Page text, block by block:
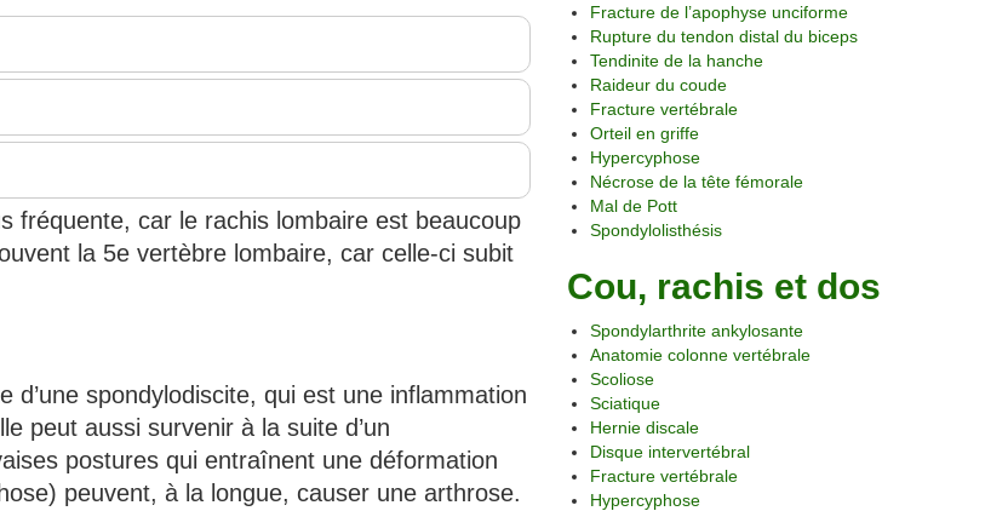
fréquente, car le rachis lombaire est beaucoup
la 5e vertèbre lombaire, car celle-ci subit
d’une spondylodiscite, qui est une inflammation
peut aussi survenir à la suite d’un
postures qui entraînent une déformation
peuvent, à la longue, causer une arthrose.
Fracture de l’apophyse unciforme
Rupture du tendon distal du biceps
Tendinite de la hanche
Raideur du coude
Fracture vertébrale
Orteil en griffe
Hypercyphose
Nécrose de la tête fémorale
Mal de Pott
Spondylolisthésis
Cou, rachis et dos
Spondylarthrite ankylosante
Anatomie colonne vertébrale
Scoliose
Sciatique
Hernie discale
Disque intervertébral
Fracture vertébrale
Hypercyphose